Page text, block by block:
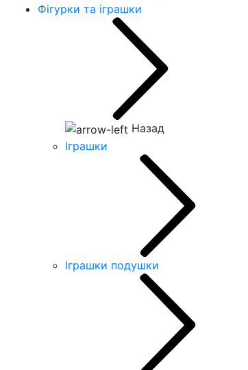
Фігурки та іграшки
Назад
Іграшки
Іграшки подушки